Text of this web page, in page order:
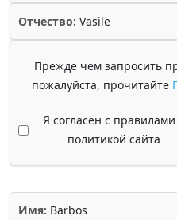
Отчество: Vasile
Прежде чем запросить
пожалуйста, прочитайте
Я согласен с
политикой сайта
Имя: Barbos